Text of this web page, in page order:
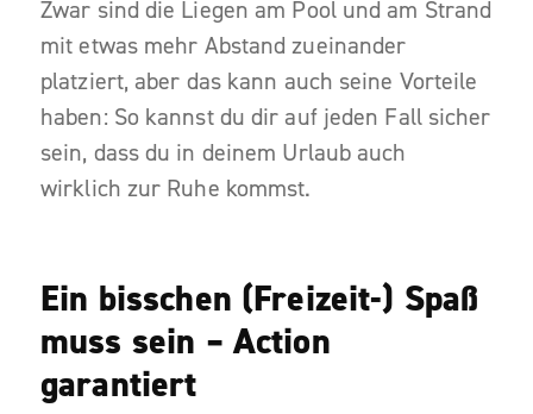
Zwar sind die Liegen am Pool und am Strand
mit etwas mehr Abstand zueinander
platziert, aber das kann auch seine Vorteile
haben: So kannst du dir auf jeden Fall sicher
sein, dass du in deinem Urlaub auch
wirklich zur Ruhe kommst.
Ein bisschen (Freizeit-) Spaß
muss sein – Action
garantiert